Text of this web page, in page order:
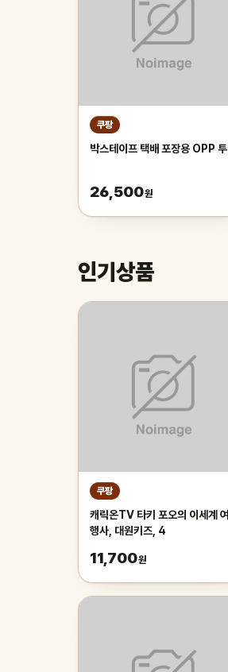
쿠팡
박스테이프 택배 포장용 OPP
26,500원
인기상품
쿠팡
캐릭온TV 타키 포오의 이세계 여
행사, 대원키즈, 4
11,700원